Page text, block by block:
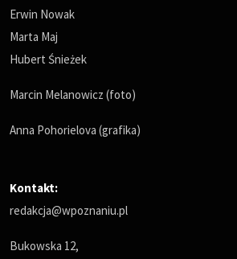
Erwin Nowak
Marta Maj
Hubert Śnieżek
Marcin Melanowicz (foto)
Anna Pohorielova (grafika)
Kontakt:
redakcja@wpoznaniu.pl
Bukowska 12,